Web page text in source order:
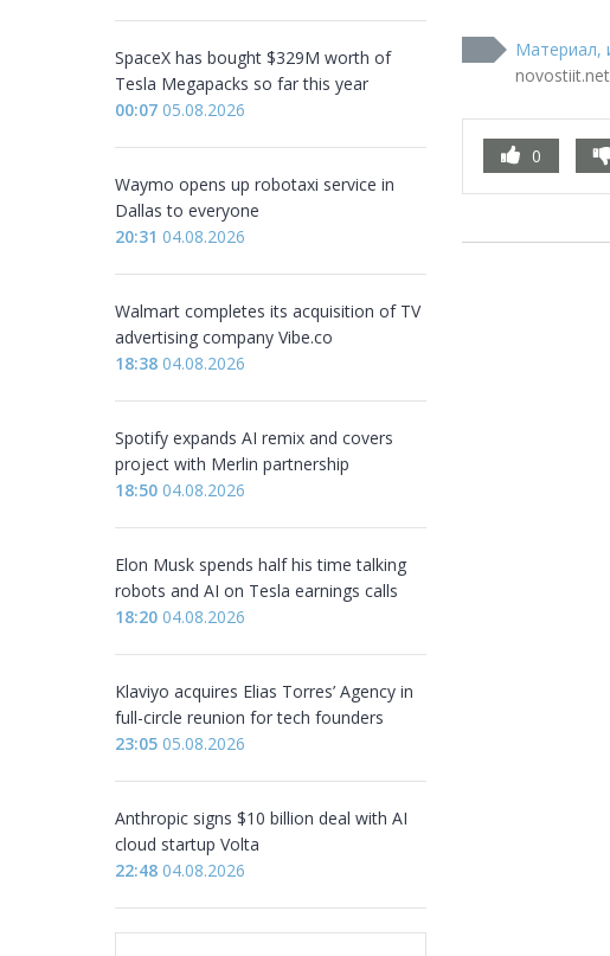
SpaceX has bought $329M worth of
Tesla Megapacks so far this year
00:07 05.08.2026
Waymo opens up robotaxi service in
Dallas to everyone
20:31 04.08.2026
Walmart completes its acquisition of TV
advertising company Vibe.co
18:38 04.08.2026
Spotify expands AI remix and covers
project with Merlin partnership
18:50 04.08.2026
Elon Musk spends half his time talking
robots and AI on Tesla earnings calls
18:20 04.08.2026
Klaviyo acquires Elias Torres’ Agency in
full-circle reunion for tech founders
23:05 05.08.2026
Anthropic signs $10 billion deal with AI
cloud startup Volta
22:48 04.08.2026
Материал,
novostiit.net
0